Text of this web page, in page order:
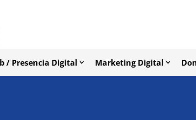
/ Presencia Digital Marketing Digital